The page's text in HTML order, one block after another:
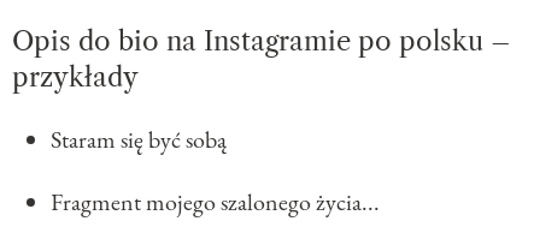
Opis do bio na Instagramie po polsku –
przykłady
Staram się być sobą
Fragment mojego szalonego życia...